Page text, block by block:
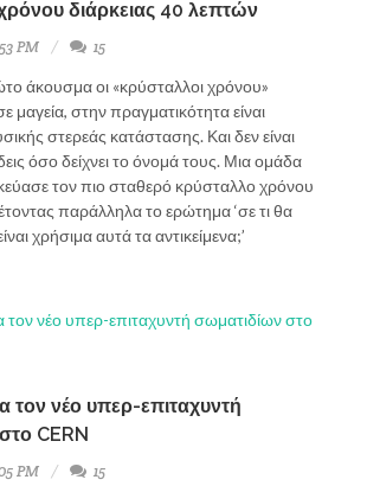
διάρκειας 40 λεπτών
PM
15
άκουσμα οι «κρύσταλλοι χρόνου»
στην πραγματικότητα είναι
στερεάς κατάστασης. Και δεν είναι
όσο δείχνει το όνομά τους. Μια ομάδα
τον πιο σταθερό κρύσταλλο χρόνου
παράλληλα το ερώτημα ‘σε τι θα
χρήσιμα αυτά τα αντικείμενα;’
τον νέο υπερ-επιταχυντή
CERN
PM 15